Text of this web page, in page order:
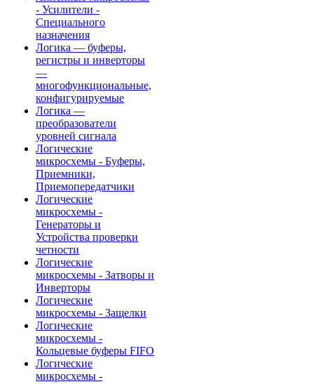
- Усилители -
Специального
назначения
Логика — буферы,
регистры и инверторы
—
многофункциональные,
конфигурируемые
Логика —
преобразователи
уровней сигнала
Логические
микросхемы - Буферы,
Приемники,
Приемопередатчики
Логические
микросхемы -
Генераторы и
Устройства проверки
четности
Логические
микросхемы - Затворы и
Инверторы
Логические
микросхемы - Защелки
Логические
микросхемы -
Кольцевые буферы FIFO
Логические
микросхемы -